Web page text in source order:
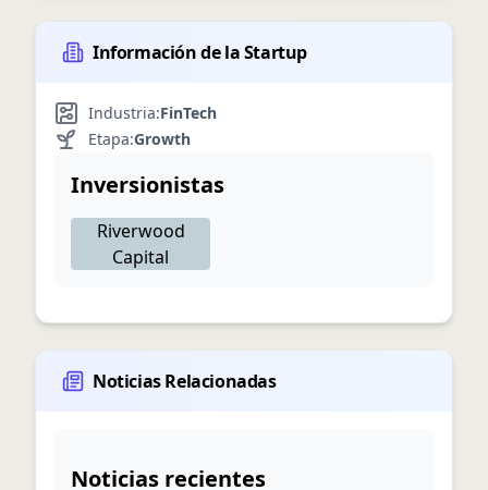
Información de la Startup
Industria:FinTech
Etapa:Growth
Inversionistas
Riverwood
Capital
Noticias Relacionadas
Noticias recientes